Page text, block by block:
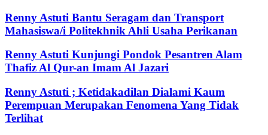
Renny Astuti Bantu Seragam dan Transport
Mahasiswa/i Politekhnik Ahli Usaha Perikanan
Renny Astuti Kunjungi Pondok Pesantren Alam
Thafiz Al Qur-an Imam Al Jazari
Renny Astuti ; Ketidakadilan Dialami Kaum
Perempuan Merupakan Fenomena Yang Tidak
Terlihat